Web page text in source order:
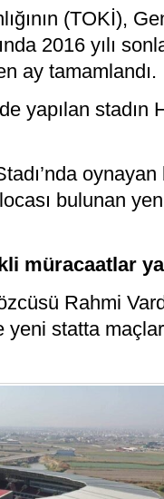
(TOKİ),
2016 yılı
ay tamamlandı.
yapılan stadın
bulunan
müracaatlar
Rahmi
yeni statta